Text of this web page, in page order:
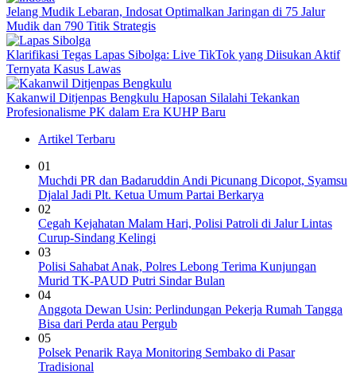
Jelang Mudik Lebaran, Indosat Optimalkan Jaringan di 75 Jalur
Mudik dan 790 Titik Strategis
Klarifikasi Tegas Lapas Sibolga: Live TikTok yang Diisukan Aktif
Ternyata Kasus Lawas
Kakanwil Ditjenpas Bengkulu Haposan Silalahi Tekankan
Profesionalisme PK dalam Era KUHP Baru
Artikel Terbaru
01
Muchdi PR dan Badaruddin Andi Picunang Dicopot, Syamsu
Djalal Jadi Plt. Ketua Umum Partai Berkarya
02
Cegah Kejahatan Malam Hari, Polisi Patroli di Jalur Lintas
Curup-Sindang Kelingi
03
Polisi Sahabat Anak, Polres Lebong Terima Kunjungan
Murid TK-PAUD Putri Sindar Bulan
04
Anggota Dewan Usin: Perlindungan Pekerja Rumah Tangga
Bisa dari Perda atau Pergub
05
Polsek Penarik Raya Monitoring Sembako di Pasar
Tradisional